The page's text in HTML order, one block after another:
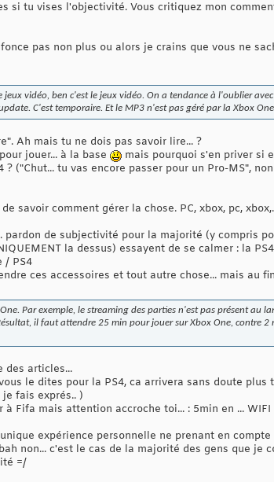
si tu vises l'objectivité. Vous critiquez mon
pas non plus ou alors je crains que vous ne
vidéo, ben c'est le jeux vidéo. On a tendance à l'oublier
C'est temporaire. Et le MP3 n'est pas géré par la Xbox
Ah mais tu ne dois pas savoir lire... ?
jouer... à la base
mais pourquoi s'en priver si
("Chut... tu vas encore passer pour un Pro-MS",
savoir comment gérer la chose. PC, xbox, pc,
de subjectivité pour la majorité (y compris
la dessus) essayent de se calmer : la
/ PS4
ces accessoires et tout autre chose... mais au
Par exemple, le streaming des parties n'est pas présent au
il faut attendre 25 min pour jouer sur Xbox One, contre 2
des articles...
le dites pour la PS4, ca arrivera sans doute plus
fais exprés.. )
Fifa mais attention accroche toi... : 5min en ...
expérience personnelle ne prenant en
non... c'est le cas de la majorité des gens que je
=/